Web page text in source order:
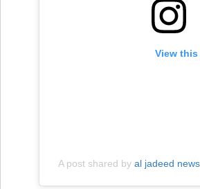
View
A post shared by al jadeed news